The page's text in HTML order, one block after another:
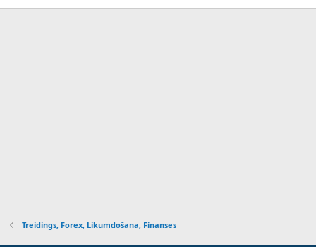
Treidings, Forex, Likumdošana, Finanses